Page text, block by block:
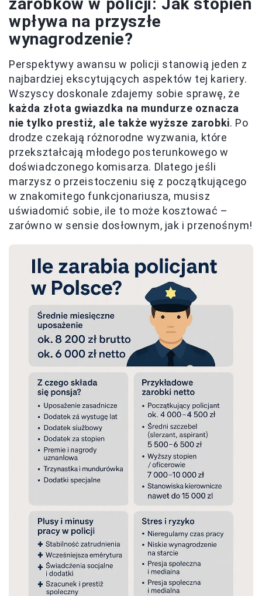
wpływa na przyszłe
wynagrodzenie?
Perspektywy awansu w policji stanowią jeden z
najbardziej ekscytujących aspektów tej kariery.
Wszyscy doskonale zdajemy sobie sprawę, że
każda złota gwiazdka na mundurze oznacza
nie tylko prestiż, ale także wyższe zarobki. Po
drodze czekają różnorodne wyzwania, które
przekształcają młodego posterunkowego w
doświadczonego komisarza. Dlatego jeśli
marzysz o przeistoczeniu się z początkującego
w znakomitego funkcjonariusza, musisz
uświadomić sobie, ile to może kosztować –
zarówno w sensie dosłownym, jak i przenośnym!